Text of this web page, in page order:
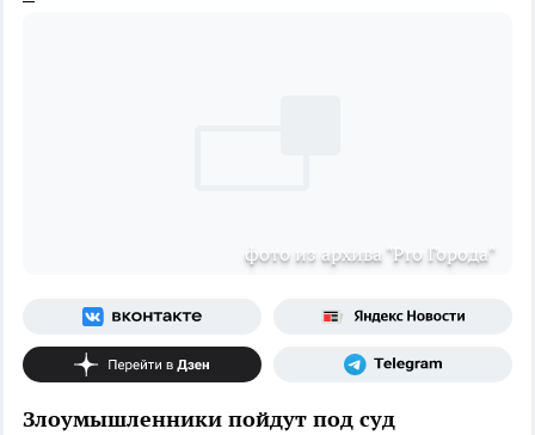
фото из архива "Pro Города"
Злоумышленники пойдут под суд